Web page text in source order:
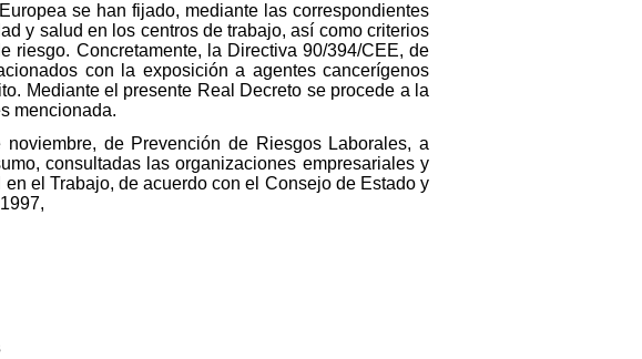
se han fijado, mediante las correspondientes
y salud en los centros de trabajo, así como criterios
riesgo. Concretamente, la Directiva 90/394/CEE, de
con la exposición a agentes cancerígenos
Mediante el presente Real Decreto se procede a la
mencionada.
de Prevención de Riesgos Laborales, a
consultadas las organizaciones empresariales y
el Trabajo, de acuerdo con el Consejo de Estado y